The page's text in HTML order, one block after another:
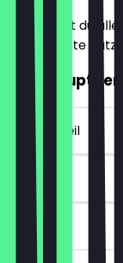
Hier findest du
für NeoTaste
2für1
~£ 12 Vorteil
60 Tage
vor Ort